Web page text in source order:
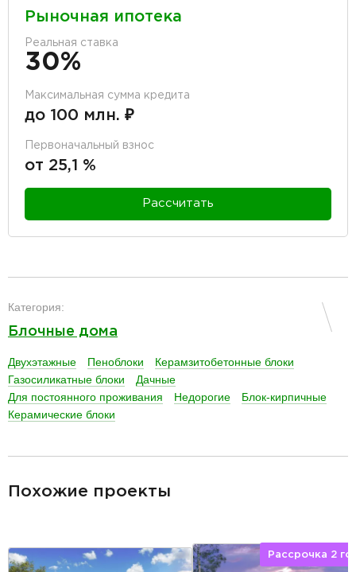
Рыночная ипотека
Реальная ставка
30%
Максимальная сумма кредита
до 100 млн. ₽
Первоначальный взнос
от 25,1 %
Рассчитать
Категория:
Блочные дома
Двухэтажные Пеноблоки
Керамзитобетонные блоки
Газосиликатные блоки
Дачные
Для постоянного проживания
Недорогие
Блок-кирпичные
Керамические блоки
Похожие проекты
Рассрочка 2